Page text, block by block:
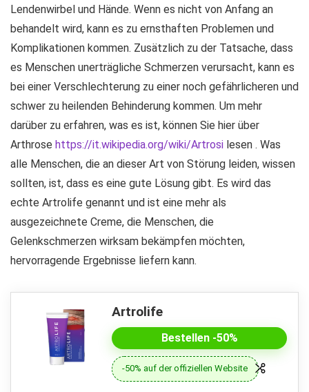
Lendenwirbel und Hände. Wenn es nicht von Anfang an
behandelt wird, kann es zu ernsthaften Problemen und
Komplikationen kommen. Zusätzlich zu der Tatsache, dass
es Menschen unerträgliche Schmerzen verursacht, kann es
bei einer Verschlechterung zu einer noch gefährlicheren und
schwer zu heilenden Behinderung kommen. Um mehr
darüber zu erfahren, was es ist, können Sie hier über
Arthrose https://it.wikipedia.org/wiki/Artrosi lesen . Was
alle Menschen, die an dieser Art von Störung leiden, wissen
sollten, ist, dass es eine gute Lösung gibt. Es wird das
echte Artrolife genannt und ist eine mehr als
ausgezeichnete Creme, die Menschen, die
Gelenkschmerzen wirksam bekämpfen möchten,
hervorragende Ergebnisse liefern kann.
Artrolife
Bestellen -50%
-50% auf der offiziellen Website